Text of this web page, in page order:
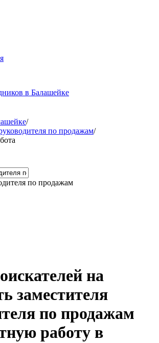
в Балашейке
/
по продажам/
по продажам
на
заместителя
по продажам
работу в